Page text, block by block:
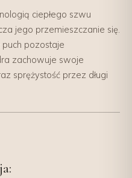
ciepłego szwu
jego przemieszczanie się.
pozostaje
zachowuje swoje
sprężystość przez długi